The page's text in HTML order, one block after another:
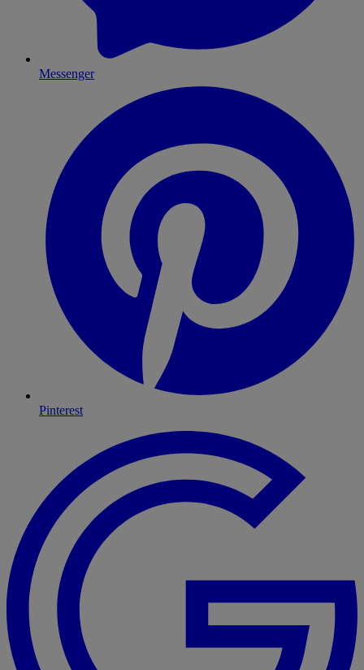
Messenger
Pinterest